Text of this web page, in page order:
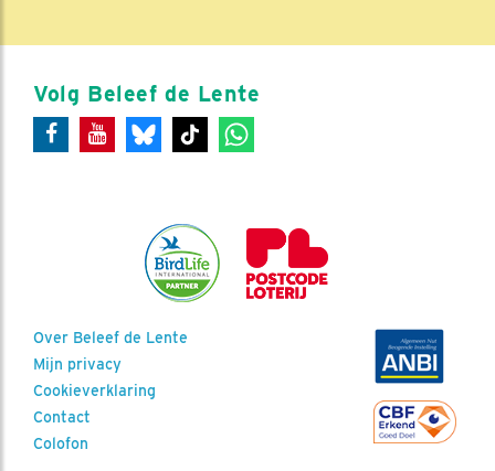
Volg Beleef de Lente
Over Beleef de Lente
Mijn privacy
Cookieverklaring
Contact
Colofon